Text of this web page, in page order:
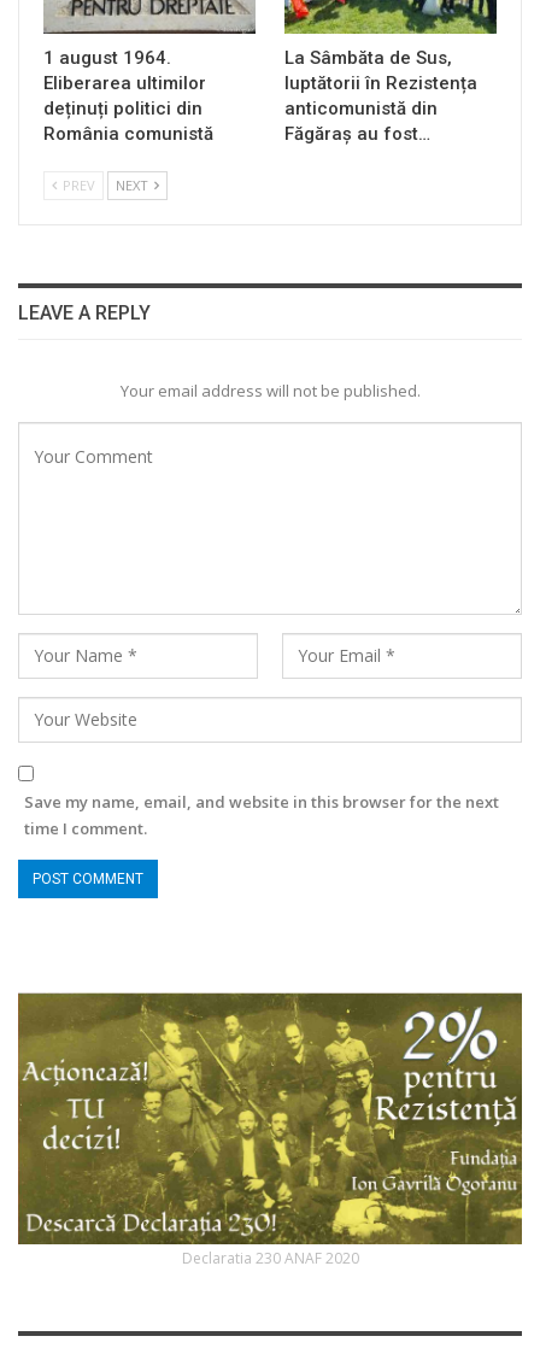
1 august 1964.
Eliberarea ultimilor
deținuți politici din
România comunistă
La Sâmbăta de Sus,
luptătorii în Rezistența
anticomunistă din
Făgăraș au fost…
PREV NEXT
LEAVE A REPLY
Your email address will not be published.
Save my name, email, and website in this browser for the next
time I comment.
Declaratia 230 ANAF 2020